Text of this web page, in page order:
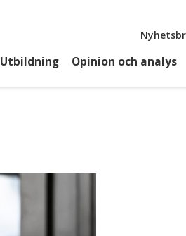
Top
Utbildning Opinion och analys